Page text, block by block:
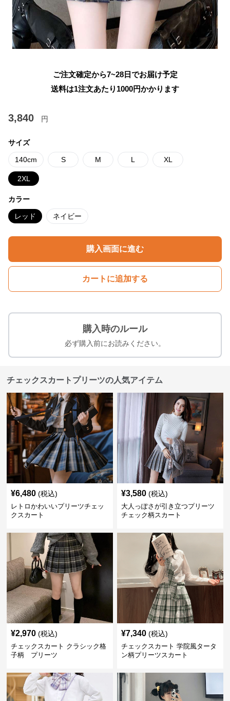
ご注文確定から7~28日でお届け予定
送料は1注文あたり 1000円かかります
3,840 円
サイズ
140cm S M L XL
2XL
カラー
レッド ネイビー
購入画面に進む
カートに追加する
購入時のルール
必ず購入前にお読みください。
チェックスカートプリーツの人気アイテム
¥6,480 (税込)
レトロかわいいプリーツチェッ
クスカート
¥3,580 (税込)
大人っぽさが引き立つプリーツ
チェック柄スカート
¥2,970 (税込)
チェックスカート クラシック格
子柄 プリーツ
¥7,340 (税込)
チェックスカート 学院風タータ
ン柄プリーツスカート